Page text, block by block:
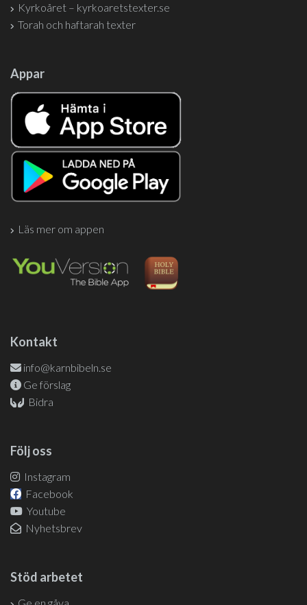
Kyrkoåret – kyrkoaretstexter.se
Torah och haftarah texter
Appar
Läs mer om appen
Kontakt
info@karnbibeln.se
Ge förslag
Bidra
Följ oss
Instagram
Facebook
Youtube
Nyhetsbrev
Stöd arbetet